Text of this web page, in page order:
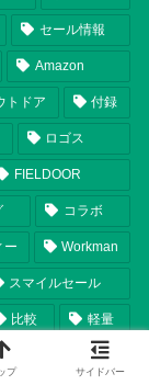
セール情報
Amazon
トドア 付録
ロゴス
FIELDOOR
コラボ
ー Workman
スマイルセール
比較 軽量
2025年新商品
プ サイドバー